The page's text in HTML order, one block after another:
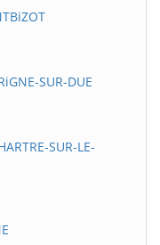
SUR-DUE
SUR-LE-